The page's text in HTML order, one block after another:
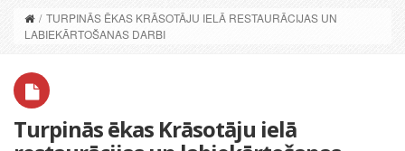
/ TURPINĀS ĒKAS KRĀSOTĀJU IELĀ RESTAURĀCIJAS UN
LABIEKĀRTOŠANAS DARBI
Turpinās ēkas Krāsotāju ielā